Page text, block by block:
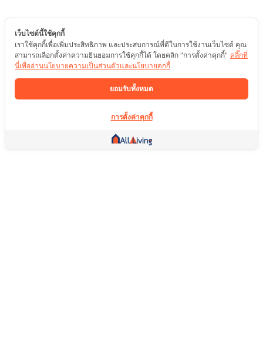
เว็บไซต์นี้ใช้คุกกี้
เราใช้คุกกี้เพื่อเพิ่มประสิทธิภาพ และประสบการณ์ที่ดีในการใช้งานเว็บไซต์ คุณ
สามารถเลือกตั้งค่าความยินยอมการใช้คุกกี้ได้ โดยคลิก "การตั้งค่าคุกกี้" คลิ๊กที่
นี่เพื่ออ่านนโยบายความเป็นส่วนตัวและนโยบายคุกกี้
ยอมรับทั้งหมด
การตั้งค่าคุกกี้